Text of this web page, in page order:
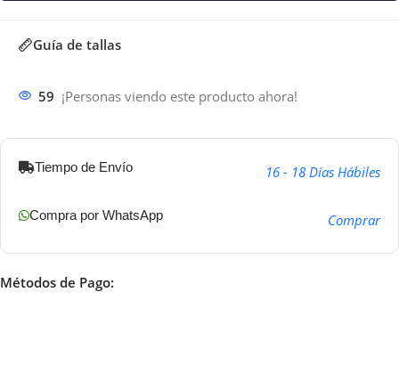
Guía de tallas
59 ¡Personas viendo este producto ahora!
Tiempo de Envío 16 - 18 Días Hábiles
Compra por WhatsApp Comprar
Métodos de Pago: